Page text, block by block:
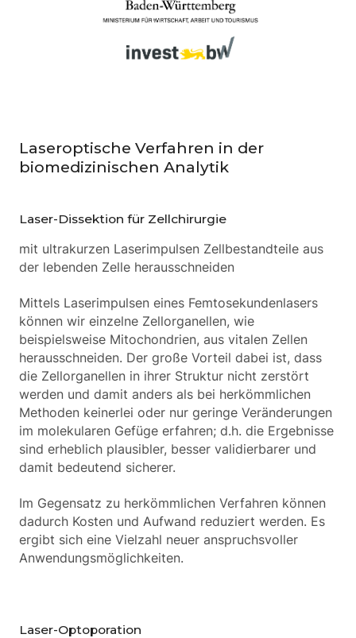
Laseroptische Verfahren in der
biomedizinischen Analytik
Laser-Dissektion für Zellchirurgie
mit ultrakurzen Laserimpulsen Zellbestandteile aus
der lebenden Zelle herausschneiden
Mittels Laserimpulsen eines Femtosekundenlasers
können wir einzelne Zellorganellen, wie
beispielsweise Mitochondrien, aus vitalen Zellen
herausschneiden. Der große Vorteil dabei ist, dass
die Zellorganellen in ihrer Struktur nicht zerstört
werden und damit anders als bei herkömmlichen
Methoden keinerlei oder nur geringe Veränderungen
im molekularen Gefüge erfahren; d.h. die Ergebnisse
sind erheblich plausibler, besser validierbarer und
damit bedeutend sicherer.
Im Gegensatz zu herkömmlichen Verfahren können
dadurch Kosten und Aufwand reduziert werden. Es
ergibt sich eine Vielzahl neuer anspruchsvoller
Anwendungsmöglichkeiten.
Laser-Optoporation